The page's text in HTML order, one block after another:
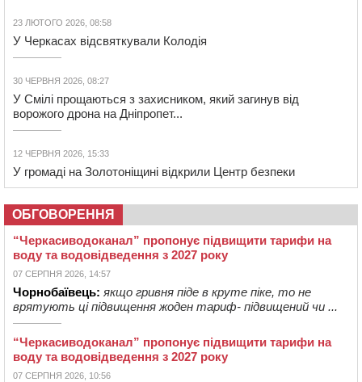
23 ЛЮТОГО 2026, 08:58
У Черкасах відсвяткували Колодія
30 ЧЕРВНЯ 2026, 08:27
У Смілі прощаються з захисником, який загинув від
ворожого дрона на Дніпропет...
12 ЧЕРВНЯ 2026, 15:33
У громаді на Золотоніщині відкрили Центр безпеки
ОБГОВОРЕННЯ
“Черкасиводоканал” пропонує підвищити тарифи на
воду та водовідведення з 2027 року
07 СЕРПНЯ 2026, 14:57
Чорнобаївець: якщо гривня піде в круте піке, то не
врятують ці підвищення жоден тариф- підвищений чи ...
“Черкасиводоканал” пропонує підвищити тарифи на
воду та водовідведення з 2027 року
07 СЕРПНЯ 2026, 10:56